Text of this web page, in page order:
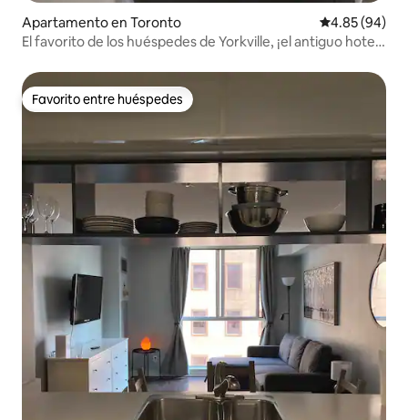
Apartamento en Toronto Calificación
4.85 (94)
El favorito de los huéspedes de Yorkville, ¡el antiguo hotel
Favorito entre huéspedes
Favorito entre huéspedes